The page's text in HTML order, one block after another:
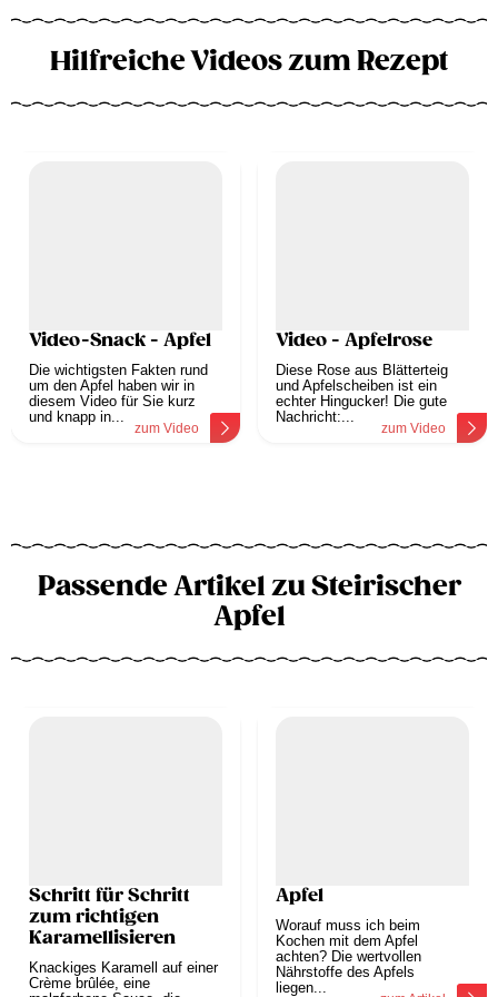
Hilfreiche Videos zum Rezept
Video-Snack - Apfel
Die wichtigsten Fakten rund
um den Apfel haben wir in
diesem Video für Sie kurz
und knapp in...
zum Video
Video - Apfelrose
Diese Rose aus Blätterteig
und Apfelscheiben ist ein
echter Hingucker! Die gute
Nachricht:...
zum Video
Passende Artikel zu Steirischer
Apfel
Schritt für Schritt
zum richtigen
Karamellisieren
Knackiges Karamell auf einer
Crème brûlée, eine
Apfel
Worauf muss ich beim
Kochen mit dem Apfel
achten? Die wertvollen
Nährstoffe des Apfels
liegen...